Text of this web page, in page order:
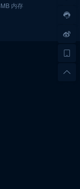
内存